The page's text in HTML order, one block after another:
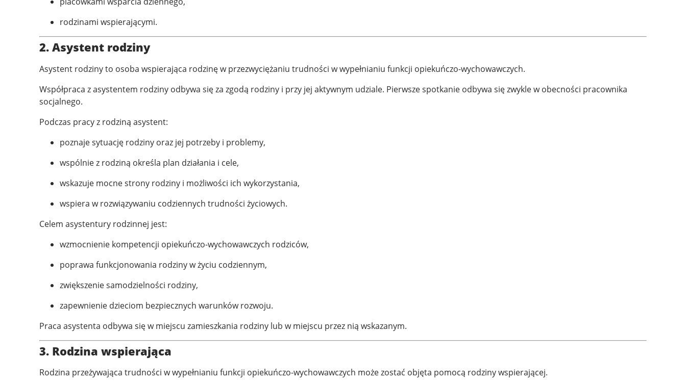
rodzinami wspierającymi.
2. Asystent rodziny
Asystent rodziny to osoba wspierająca rodzinę w przezwyciężaniu trudności w wypełnianiu funkcji opiekuńczo-wychowawczych.
Współpraca z asystentem rodziny odbywa się za zgodą rodziny i przy jej aktywnym udziale. Pierwsze spotkanie odbywa się zwykle w obecności pracownika
socjalnego.
Podczas pracy z rodziną asystent:
poznaje sytuację rodziny oraz jej potrzeby i problemy,
wspólnie z rodziną określa plan działania i cele,
wskazuje mocne strony rodziny i możliwości ich wykorzystania,
wspiera w rozwiązywaniu codziennych trudności życiowych.
Celem asystentury rodzinnej jest:
wzmocnienie kompetencji opiekuńczo-wychowawczych rodziców,
poprawa funkcjonowania rodziny w życiu codziennym,
zwiększenie samodzielności rodziny,
zapewnienie dzieciom bezpiecznych warunków rozwoju.
Praca asystenta odbywa się w miejscu zamieszkania rodziny lub w miejscu przez nią wskazanym.
3. Rodzina wspierająca
Rodzina przeżywająca trudności w wypełnianiu funkcji opiekuńczo-wychowawczych może zostać objęta pomocą rodziny wspierającej.